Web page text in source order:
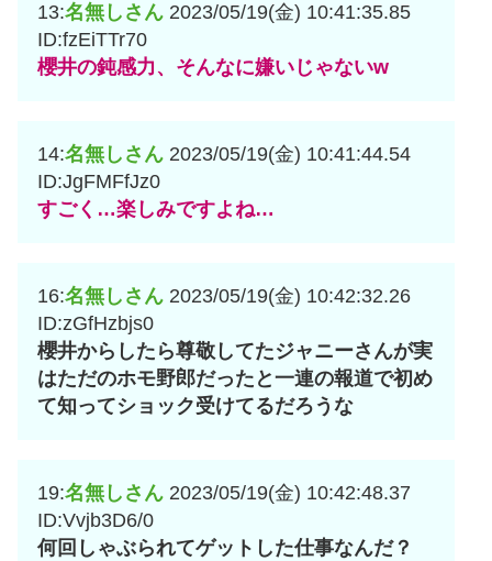
13:名無しさん 2023/05/19(金) 10:41:35.85
ID:fzEiTTr70
櫻井の鈍感力、そんなに嫌いじゃないw
14:名無しさん 2023/05/19(金) 10:41:44.54
ID:JgFMFfJz0
すごく…楽しみですよね…
16:名無しさん 2023/05/19(金) 10:42:32.26
ID:zGfHzbjs0
櫻井からしたら尊敬してたジャニーさんが実
はただのホモ野郎だったと一連の報道で初め
て知ってショック受けてるだろうな
19:名無しさん 2023/05/19(金) 10:42:48.37
ID:Vvjb3D6/0
何回しゃぶられてゲットした仕事なんだ？